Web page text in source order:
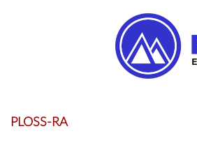
PLOSS-RA